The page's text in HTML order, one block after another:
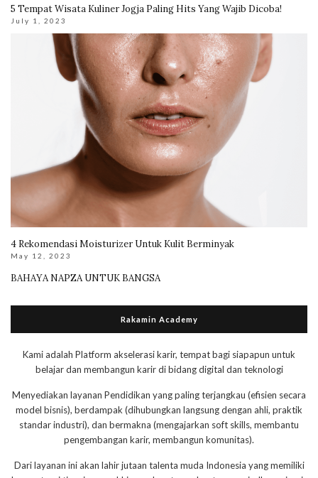
5 Tempat Wisata Kuliner Jogja Paling Hits Yang Wajib Dicoba!
July 1, 2023
4 Rekomendasi Moisturizer Untuk Kulit Berminyak
May 12, 2023
BAHAYA NAPZA UNTUK BANGSA
Rakamin Academy
Kami adalah Platform akselerasi karir, tempat bagi siapapun untuk
belajar dan membangun karir di bidang digital dan teknologi
Menyediakan layanan Pendidikan yang paling terjangkau (efisien secara
model bisnis), berdampak (dihubungkan langsung dengan ahli, praktik
standar industri), dan bermakna (mengajarkan soft skills, membantu
pengembangan karir, membangun komunitas).
Dari layanan ini akan lahir jutaan talenta muda Indonesia yang memiliki